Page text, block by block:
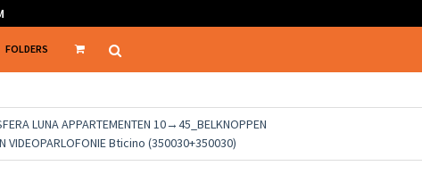
FOLDERS
LUNA APPARTEMENTEN 10→45_BELKNOPPEN
VIDEOPARLOFONIE Bticino (350030+350030)